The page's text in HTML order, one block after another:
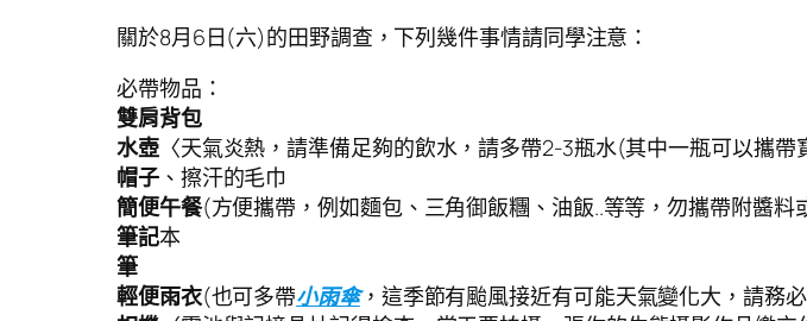
關於8月6日(六)的田野調查，下列幾件事情請同學注意：
必帶物品：
雙肩背包
水壺〈天氣炎熱，請準備足夠的飲水，請多帶2-3瓶水(其中一瓶可以攜帶
帽子、擦汗的毛巾
簡便午餐(方便攜帶，例如麵包、三角御飯糰、油飯..等等，勿攜帶附醬
筆記本
筆
輕便雨衣(也可多帶小雨傘，這季節有颱風接近有可能天氣變化大，請務必